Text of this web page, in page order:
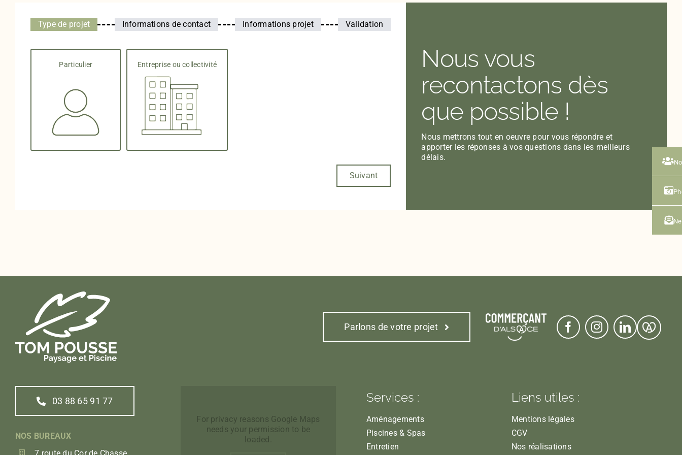
Current
Type de projet Informations de contact Informations projet Validation
Particulier Entreprise ou collectivité
Suivant
Nous vous
recontactons dès
que possible !
Nous mettrons tout en oeuvre pour vous répondre et
apporter les réponses à vos questions dans les meilleurs
délais.
Parlons de votre projet
03 88 65 91 77
NOS BUREAUX
For privacy reasons Google Maps
needs your permission to be
loaded.
Services :
Aménagements
Piscines & Spas
Entretien
Liens utiles :
Mentions légales
CGV
Nos réalisations